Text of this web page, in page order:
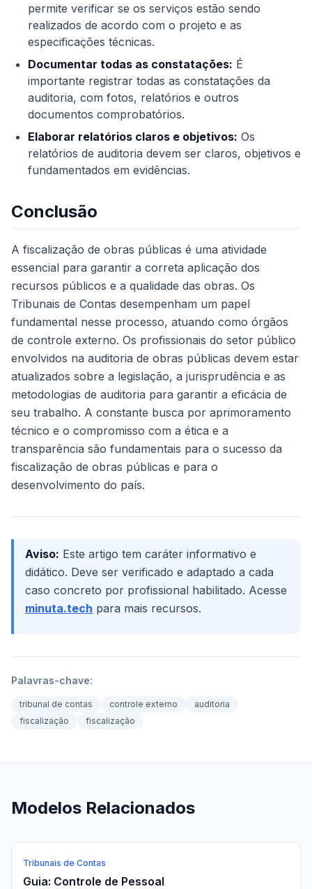
permite verificar se os serviços estão sendo
realizados de acordo com o projeto e as
especificações técnicas.
Documentar todas as constatações: É
importante registrar todas as constatações da
auditoria, com fotos, relatórios e outros
documentos comprobatórios.
Elaborar relatórios claros e objetivos: Os
relatórios de auditoria devem ser claros, objetivos e
fundamentados em evidências.
Conclusão
A fiscalização de obras públicas é uma atividade
essencial para garantir a correta aplicação dos
recursos públicos e a qualidade das obras. Os
Tribunais de Contas desempenham um papel
fundamental nesse processo, atuando como órgãos
de controle externo. Os profissionais do setor público
envolvidos na auditoria de obras públicas devem estar
atualizados sobre a legislação, a jurisprudência e as
metodologias de auditoria para garantir a eficácia de
seu trabalho. A constante busca por aprimoramento
técnico e o compromisso com a ética e a
transparência são fundamentais para o sucesso da
fiscalização de obras públicas e para o
desenvolvimento do país.
Aviso: Este artigo tem caráter informativo e
didático. Deve ser verificado e adaptado a cada
caso concreto por profissional habilitado. Acesse
minuta.tech para mais recursos.
Palavras-chave:
tribunal de contas controle externo
auditoria
fiscalização
fiscalização
Modelos Relacionados
Tribunais de Contas
Guia: Controle de Pessoal